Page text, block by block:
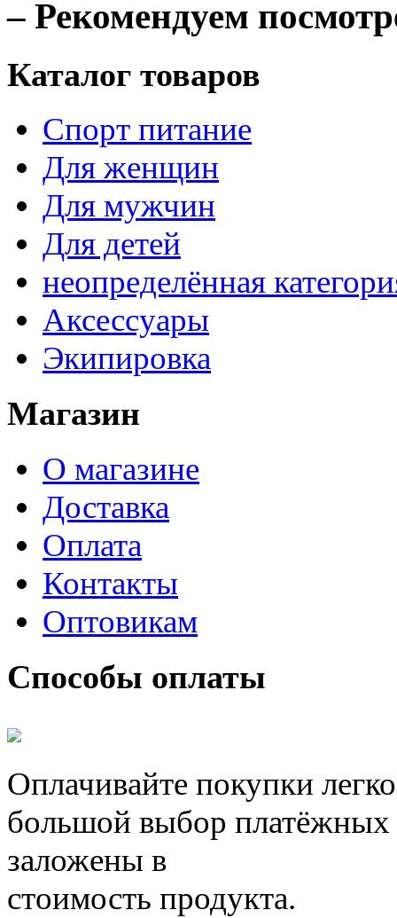
– Рекомендуем
Каталог товаров
Спорт питание
Для женщин
Для мужчин
Для детей
неопределённая
Аксессуары
Экипировка
Магазин
О магазине
Доставка
Оплата
Контакты
Оптовикам
Способы оплаты
Оплачивайте покупки
большой выбор
заложены в
стоимость продукта.